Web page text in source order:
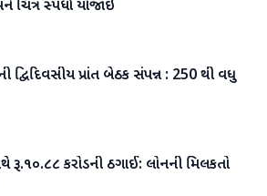
સ્પર્ધા યોજાઇ
દ્વિદિવસીય પ્રાંત બેઠક સંપન્ન : 250 થી વધુ
કરોડની ઠગાઈ: લોનની મિલકતો